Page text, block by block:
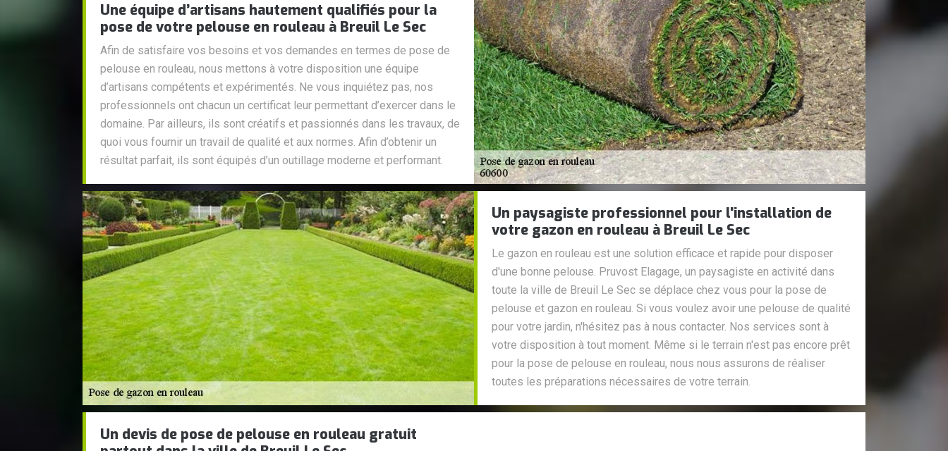
Une équipe d’artisans hautement qualifiés pour la
pose de votre pelouse en rouleau à Breuil Le Sec
Afin de satisfaire vos besoins et vos demandes en termes de pose de
pelouse en rouleau, nous mettons à votre disposition une équipe
d’artisans compétents et expérimentés. Ne vous inquiétez pas, nos
professionnels ont chacun un certificat leur permettant d’exercer dans le
domaine. Par ailleurs, ils sont créatifs et passionnés dans les travaux, de
quoi vous fournir un travail de qualité et aux normes. Afin d’obtenir un
résultat parfait, ils sont équipés d’un outillage moderne et performant.
Un paysagiste professionnel pour l'installation de
votre gazon en rouleau à Breuil Le Sec
Le gazon en rouleau est une solution efficace et rapide pour disposer
d'une bonne pelouse. Pruvost Elagage, un paysagiste en activité dans
toute la ville de Breuil Le Sec se déplace chez vous pour la pose de
pelouse et gazon en rouleau. Si vous voulez avoir une pelouse de qualité
pour votre jardin, n'hésitez pas à nous contacter. Nos services sont à
votre disposition à tout moment. Même si le terrain n'est pas encore prêt
pour la pose de pelouse en rouleau, nous nous assurons de réaliser
toutes les préparations nécessaires de votre terrain.
Un devis de pose de pelouse en rouleau gratuit